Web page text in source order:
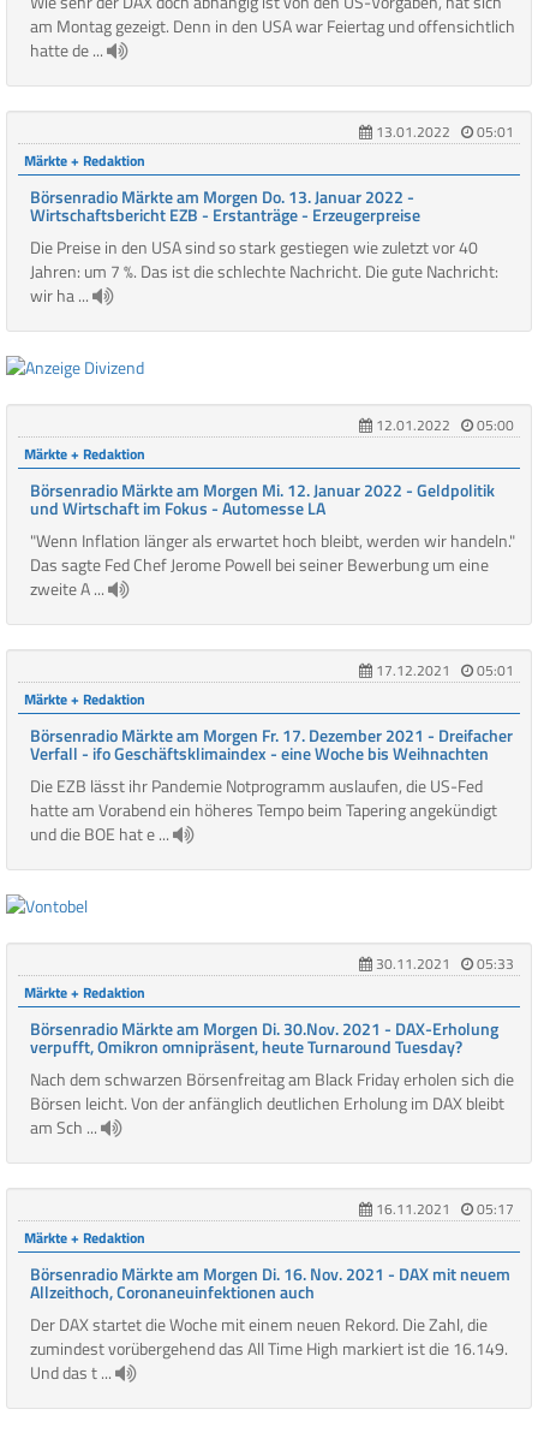
am Montag gezeigt. Denn in den USA war Feiertag und offensichtlich
hatte de ...
13.01.2022
05:01
Märkte + Redaktion
Börsenradio Märkte am Morgen Do. 13. Januar 2022 -
Wirtschaftsbericht EZB - Erstanträge - Erzeugerpreise
Die Preise in den USA sind so stark gestiegen wie zuletzt vor 40
Jahren: um 7 %. Das ist die schlechte Nachricht. Die gute Nachricht:
wir ha ...
12.01.2022
05:00
Märkte + Redaktion
Börsenradio Märkte am Morgen Mi. 12. Januar 2022 - Geldpolitik
und Wirtschaft im Fokus - Automesse LA
"Wenn Inflation länger als erwartet hoch bleibt, werden wir handeln."
Das sagte Fed Chef Jerome Powell bei seiner Bewerbung um eine
zweite A ...
17.12.2021
05:01
Märkte + Redaktion
Börsenradio Märkte am Morgen Fr. 17. Dezember 2021 - Dreifacher
Verfall - ifo Geschäftsklimaindex - eine Woche bis Weihnachten
Die EZB lässt ihr Pandemie Notprogramm auslaufen, die US-Fed
hatte am Vorabend ein höheres Tempo beim Tapering angekündigt
und die BOE hat e ...
30.11.2021
05:33
Märkte + Redaktion
Börsenradio Märkte am Morgen Di. 30.Nov. 2021 - DAX-Erholung
verpufft, Omikron omnipräsent, heute Turnaround Tuesday?
Nach dem schwarzen Börsenfreitag am Black Friday erholen sich die
Börsen leicht. Von der anfänglich deutlichen Erholung im DAX bleibt
am Sch ...
16.11.2021
05:17
Märkte + Redaktion
Börsenradio Märkte am Morgen Di. 16. Nov. 2021 - DAX mit neuem
Allzeithoch, Coronaneuinfektionen auch
Der DAX startet die Woche mit einem neuen Rekord. Die Zahl, die
zumindest vorübergehend das All Time High markiert ist die 16.149.
Und das t ...